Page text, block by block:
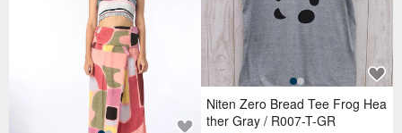
Niten Zero Bread Tee Frog Hea
ther Gray / R007-T-GR